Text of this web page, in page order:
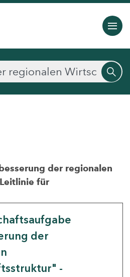
der regionalen
für
der
-